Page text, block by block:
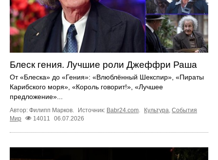
Блеск гения. Лучшие роли Джеффри Раша
От «Блеска» до «Гения»: «Влюблённый Шекспир», «Пираты
Карибского моря», «Король говорит!», «Лучшее
предложение»...
Автор: Филипп Марков. Источник: Babr24.com. Культура, События
Мир
14011 06.07.2026